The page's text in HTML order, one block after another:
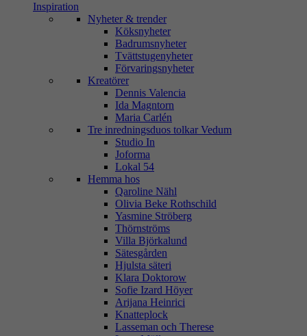
Inspiration
Nyheter & trender
Köksnyheter
Badrumsnyheter
Tvättstugenyheter
Förvaringsnyheter
Kreatörer
Dennis Valencia
Ida Magntorn
Maria Carlén
Tre inredningsduos tolkar Vedum
Studio In
Joforma
Lokal 54
Hemma hos
Qaroline Nähl
Olivia Beke Rothschild
Yasmine Ströberg
Thörnströms
Villa Björkalund
Sätesgården
Hjulsta säteri
Klara Doktorow
Sofie Izard Höyer
Arijana Heinrici
Knatteplock
Lasseman och Therese